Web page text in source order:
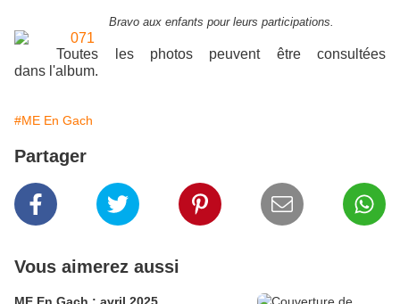
Bravo aux enfants pour leurs participations.
Toutes les photos peuvent être consultées
dans l'album.
#ME En Gach
Partager
Vous aimerez aussi